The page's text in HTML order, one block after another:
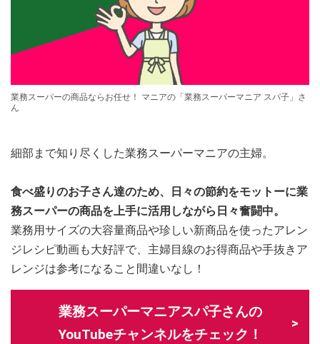
業務スーパーの商品ならお任せ！ マニアの「業務スーパーマニア スパ子」さ
ん
細部まで知り尽くした業務スーパーマニアの主婦。
食べ盛りのお子さん達のため、日々の節約をモットーに業
務スーパーの商品を上手に活用しながら日々奮闘中。
業務用サイズの大容量商品や珍しい新商品を使ったアレン
ジレシピ動画も大好評で、主婦目線のお得商品や手抜きア
レンジは参考になること間違いなし！
業務スーパーマニアスパ子さんの
YouTubeチャンネルをチェック！